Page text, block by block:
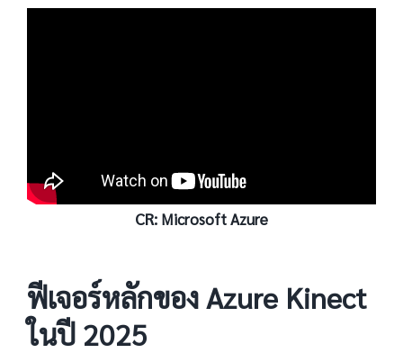
CR: Microsoft Azure
ฟีเจอร์หลักของ Azure Kinect
ในปี 2025